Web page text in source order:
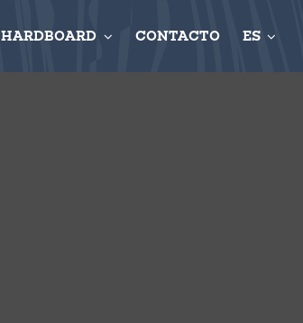
HARDBOARD CONTACTO ES